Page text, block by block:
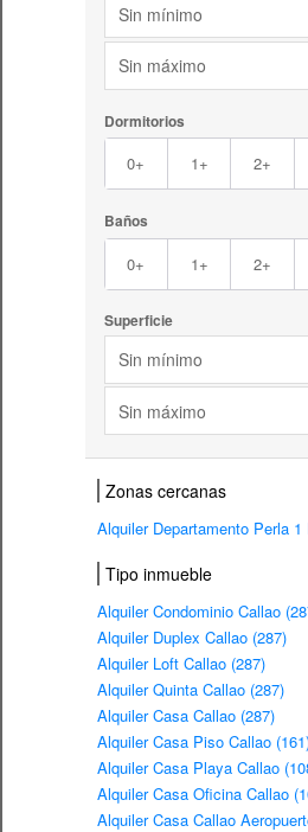
Sin mínimo
Sin máximo
Dormitorios
0+ 1+ 2+
Baños
0+ 1+ 2+
Superficie
Sin mínimo
Sin máximo
Zonas cercanas
Alquiler Departamento Perla 1
Tipo inmueble
Alquiler Condominio Callao
Alquiler Duplex Callao (287)
Alquiler Loft Callao (287)
Alquiler Quinta Callao (287)
Alquiler Casa Callao (287)
Alquiler Casa Piso Callao
Alquiler Casa Playa Callao
Alquiler Casa Oficina Callao
Alquiler Casa Callao